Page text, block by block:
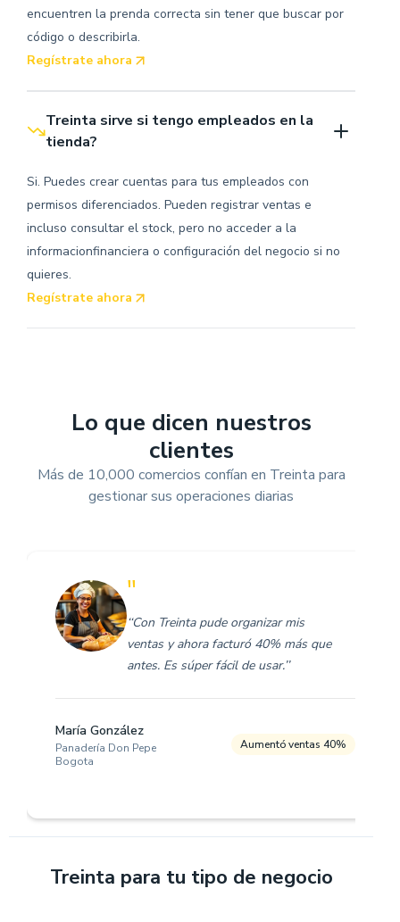
encuentren la prenda correcta sin tener que buscar por
código o describirla.
Regístrate ahora
Treinta sirve si tengo empleados en la
tienda?
Si. Puedes crear cuentas para tus empleados con
permisos diferenciados. Pueden registrar ventas e
incluso consultar el stock, pero no acceder a la
informacionfinanciera o configuración del negocio si no
quieres.
Regístrate ahora
Lo que dicen nuestros
clientes
Más de 10,000 comercios confían en Treinta para
gestionar sus operaciones diarias
"
‘‘Con Treinta pude organizar mis
ventas y ahora facturó 40% más que
antes. Es súper fácil de usar.’’
María González
Panadería Don Pepe
Bogota
Aumentó ventas 40%
Treinta para tu tipo de negocio